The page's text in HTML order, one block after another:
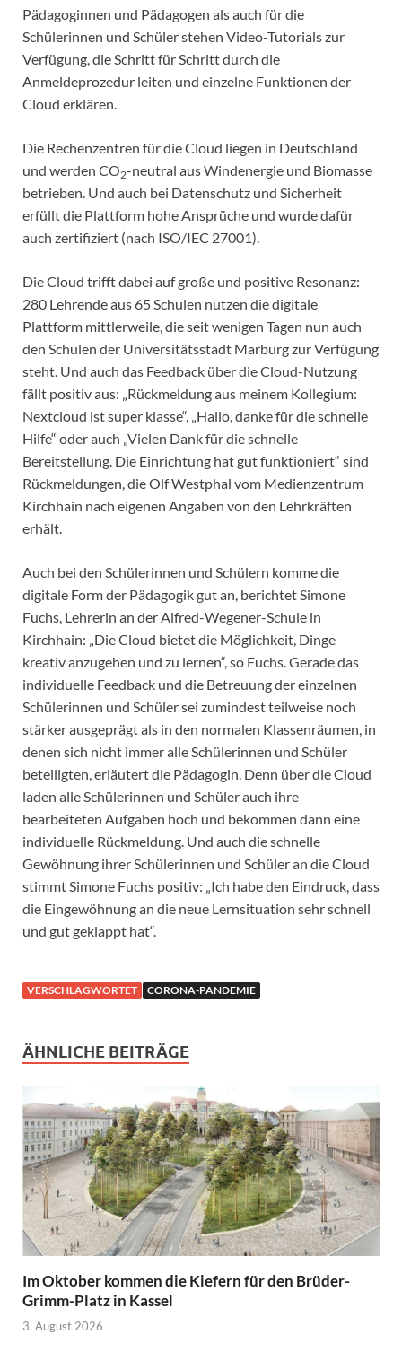
Pädagoginnen und Pädagogen als auch für die
Schülerinnen und Schüler stehen Video-Tutorials zur
Verfügung, die Schritt für Schritt durch die
Anmeldeprozedur leiten und einzelne Funktionen der
Cloud erklären.
Die Rechenzentren für die Cloud liegen in Deutschland
und werden CO2-neutral aus Windenergie und Biomasse
betrieben. Und auch bei Datenschutz und Sicherheit
erfüllt die Plattform hohe Ansprüche und wurde dafür
auch zertifiziert (nach ISO/IEC 27001).
Die Cloud trifft dabei auf große und positive Resonanz:
280 Lehrende aus 65 Schulen nutzen die digitale
Plattform mittlerweile, die seit wenigen Tagen nun auch
den Schulen der Universitätsstadt Marburg zur Verfügung
steht. Und auch das Feedback über die Cloud-Nutzung
fällt positiv aus: „Rückmeldung aus meinem Kollegium:
Nextcloud ist super klasse“, „Hallo, danke für die schnelle
Hilfe“ oder auch „Vielen Dank für die schnelle
Bereitstellung. Die Einrichtung hat gut funktioniert“ sind
Rückmeldungen, die Olf Westphal vom Medienzentrum
Kirchhain nach eigenen Angaben von den Lehrkräften
erhält.
Auch bei den Schülerinnen und Schülern komme die
digitale Form der Pädagogik gut an, berichtet Simone
Fuchs, Lehrerin an der Alfred-Wegener-Schule in
Kirchhain: „Die Cloud bietet die Möglichkeit, Dinge
kreativ anzugehen und zu lernen“, so Fuchs. Gerade das
individuelle Feedback und die Betreuung der einzelnen
Schülerinnen und Schüler sei zumindest teilweise noch
stärker ausgeprägt als in den normalen Klassenräumen, in
denen sich nicht immer alle Schülerinnen und Schüler
beteiligten, erläutert die Pädagogin. Denn über die Cloud
laden alle Schülerinnen und Schüler auch ihre
bearbeiteten Aufgaben hoch und bekommen dann eine
individuelle Rückmeldung. Und auch die schnelle
Gewöhnung ihrer Schülerinnen und Schüler an die Cloud
stimmt Simone Fuchs positiv: „Ich habe den Eindruck, dass
die Eingewöhnung an die neue Lernsituation sehr schnell
und gut geklappt hat“.
VERSCHLAGWORTET CORONA-PANDEMIE
ÄHNLICHE BEITRÄGE
Im Oktober kommen die Kiefern für den Brüder-
Grimm-Platz in Kassel
3. August 2026